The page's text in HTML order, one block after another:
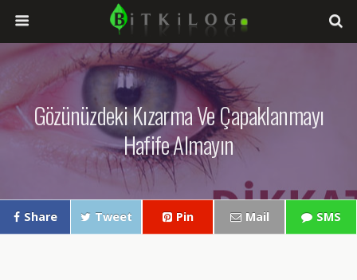
Gözünüzdeki Kızarma Ve Çapaklanmayı
Hafife Almayın
Share Tweet Pin Mail SMS